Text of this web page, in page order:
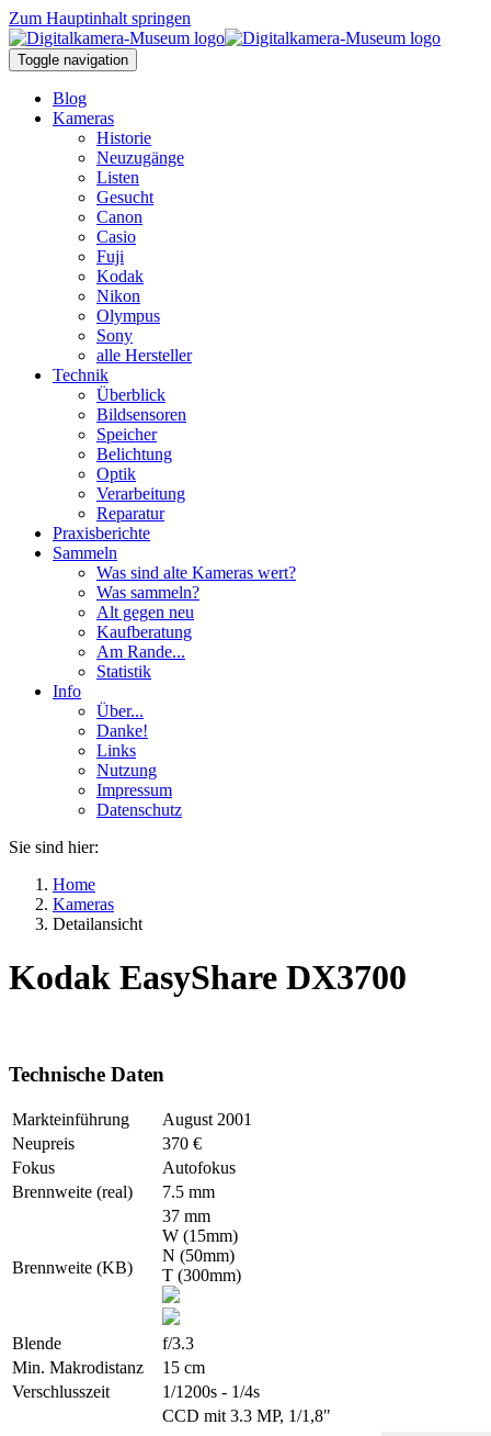
Zum Hauptinhalt springen
Toggle navigation
Blog
Kameras
Historie
Neuzugänge
Listen
Gesucht
Canon
Casio
Fuji
Kodak
Nikon
Olympus
Sony
alle Hersteller
Technik
Überblick
Bildsensoren
Speicher
Belichtung
Optik
Verarbeitung
Reparatur
Praxisberichte
Sammeln
Was sind alte Kameras wert?
Was sammeln?
Alt gegen neu
Kaufberatung
Am Rande...
Statistik
Info
Über...
Danke!
Links
Nutzung
Impressum
Datenschutz
Sie sind hier:
Home
Kameras
Detailansicht
Kodak EasyShare DX3700
Technische Daten
Markteinführung
August 2001
Neupreis
370 €
Fokus
Autofokus
Brennweite (real)
7.5 mm
Brennweite (KB)
37 mm
W (15mm)
N (50mm)
T (300mm)
Blende
f/3.3
Min. Makrodistanz
15 cm
Verschlusszeit
1/1200s - 1/4s
CCD mit 3.3 MP, 1/1,8"